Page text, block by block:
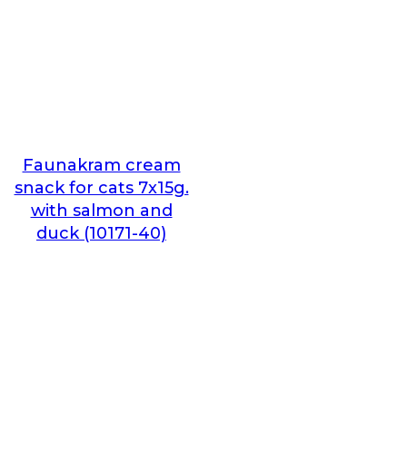
Faunakram cream
snack for cats 7x15g.
with salmon and
duck (10171-40)